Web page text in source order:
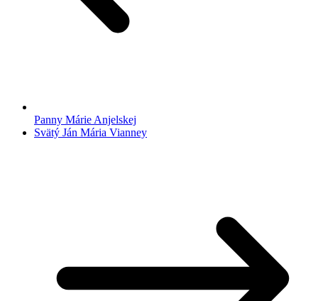
Panny Márie Anjelskej
Svätý Ján Mária Vianney